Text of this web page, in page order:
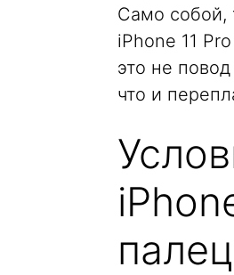
Само собой,
iPhone 11
это не
что и
палец